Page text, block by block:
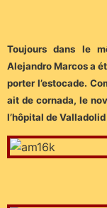
Toujours dans le
Alejandro Marcos a
porter l’estocade.
ait de cornada, le
l’hôpital de